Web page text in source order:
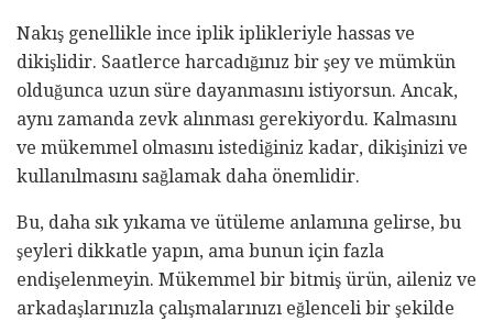
Nakış genellikle ince iplik iplikleriyle hassas ve
dikişlidir. Saatlerce harcadığınız bir şey ve mümkün
olduğunca uzun süre dayanmasını istiyorsun. Ancak,
aynı zamanda zevk alınması gerekiyordu. Kalmasını
ve mükemmel olmasını istediğiniz kadar, dikişinizi ve
kullanılmasını sağlamak daha önemlidir.
Bu, daha sık yıkama ve ütüleme anlamına gelirse, bu
şeyleri dikkatle yapın, ama bunun için fazla
endişelenmeyin. Mükemmel bir bitmiş ürün, aileniz ve
arkadaşlarınızla çalışmalarınızı eğlenceli bir şekilde